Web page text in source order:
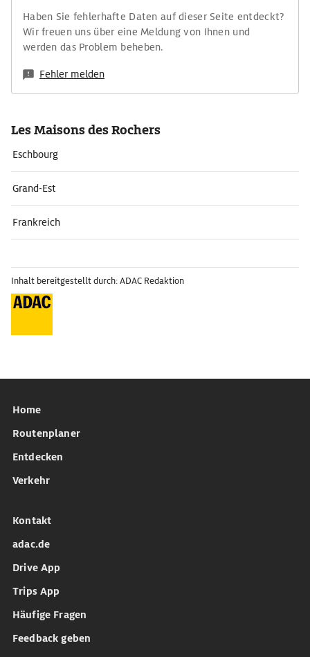
Haben Sie fehlerhafte Daten auf dieser Seite entdeckt?
Wir freuen uns über eine Meldung von Ihnen und
werden das Problem beheben.
Fehler melden
Les Maisons des Rochers
Eschbourg
Grand-Est
Frankreich
Inhalt bereitgestellt durch: ADAC Redaktion
Home
Routenplaner
Entdecken
Verkehr
Kontakt
adac.de
Drive App
Trips App
Häufige Fragen
Feedback geben